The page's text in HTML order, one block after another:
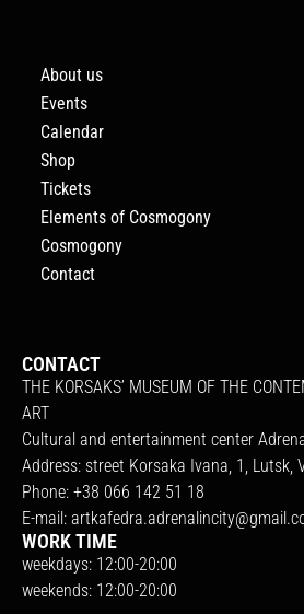
About us
Events
Calendar
Shop
Tickets
Elements of Cosmogony
Cosmogony
Contact
CONTACT
THE KORSAKS’ MUSEUM OF THE
ART
Cultural and entertainment center
Address: street Korsaka Ivana, 1, Lutsk,
Phone: +38 066 142 51 18
E-mail:
WORK TIME
weekdays: 12:00-20:00
weekends: 12:00-20:00